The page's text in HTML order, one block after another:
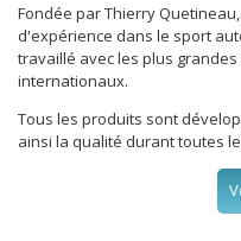
Fondée par Thierry
d'expérience dans le sport
travaillé avec les plus
internationaux.
Tous les produits sont
ainsi la qualité durant toutes